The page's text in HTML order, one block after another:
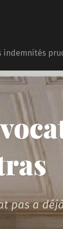
indemnités
pas a